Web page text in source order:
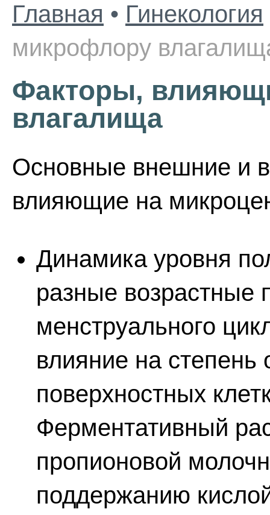
Главная • Гинекология
микрофлору
Факторы,
влагалища
Основные внешние и
влияющие на
Динамика уровня
разные
менструального
влияние на степень
поверхностных
Ферментативный
пропионовой
поддержанию